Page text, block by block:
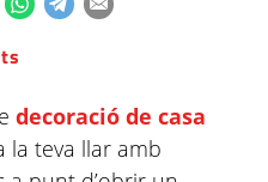
decoració de casa
teva llar amb